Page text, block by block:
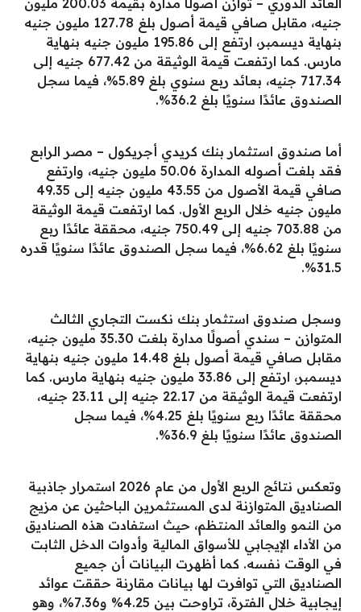
العائد الدوري – توازن أصولًا مدارة بقيمة 200.03 مليون
جنيه، مقابل صافي قيمة أصول بلغ 127.78 مليون جنيه
بنهاية ديسمبر، ارتفع إلى 195.86 مليون جنيه بنهاية
مارس. كما ارتفعت قيمة الوثيقة من 677.42 جنيه إلى
717.34 جنيه، بعائد ربع سنوي بلغ 5.89%، فيما سجل
الصندوق عائدًا سنويًا بلغ 36.2%.
أما صندوق استثمار بنك كريدي أجريكول – مصر الرابع
فقد بلغت أصوله المدارة 50.06 مليون جنيه، وارتفع
صافي قيمة الأصول من 43.55 مليون جنيه إلى 49.35
مليون جنيه خلال الربع الأول. كما ارتفعت قيمة الوثيقة
من 703.88 جنيه إلى 750.49 جنيه، محققة عائدًا ربع
سنويًا بلغ 6.62%، فيما سجل الصندوق عائدًا سنويًا قدره
31.5%.
وسجل صندوق استثمار بنك نكست التجاري الثالث
المتوازن – سندي أصولًا مدارة بلغت 35.30 مليون جنيه،
مقابل صافي قيمة أصول بلغ 14.48 مليون جنيه بنهاية
ديسمبر، ارتفع إلى 33.86 مليون جنيه بنهاية مارس. كما
ارتفعت قيمة الوثيقة من 22.17 جنيه إلى 23.11 جنيه،
محققة عائدًا ربع سنويًا بلغ 4.25%، فيما سجل
الصندوق عائدًا سنويًا بلغ 36.9%.
وتعكس نتائج الربع الأول من عام 2026 استمرار جاذبية
الصناديق المتوازنة لدى المستثمرين الباحثين عن مزيج
من النمو والعائد المنتظم، حيث استفادت هذه الصناديق
من الأداء الإيجابي للأسواق المالية وأدوات الدخل الثابت
في الوقت نفسه. كما أظهرت البيانات أن جميع
الصناديق التي توافرت لها بيانات مقارنة حققت عوائد
إيجابية خلال الفترة، تراوحت بين 4.25% و7.36%، وهو